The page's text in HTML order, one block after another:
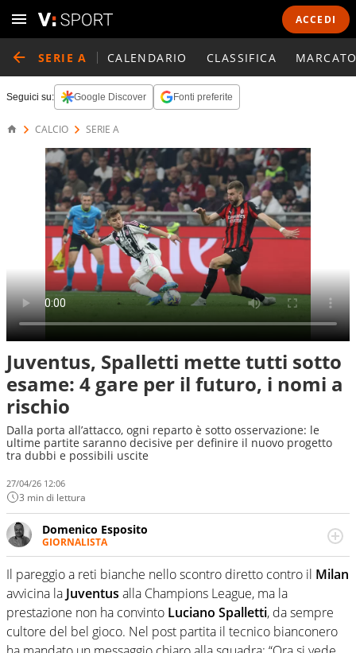
ACCEDI
SERIE A CALENDARIO CLASSIFICA
Seguici su: Google Discover Fonti preferite
CALCIO SERIE A
Juventus, Spalletti mette tutti sotto
esame: 4 gare per il futuro, i nomi a
rischio
Dalla porta all’attacco, ogni reparto è sotto osservazione: le
ultime partite saranno decisive per definire il nuovo progetto
tra dubbi e possibili uscite
27/04/26 12:06
3 min di lettura
Domenico Esposito
GIORNALISTA
Da vent’anni in campo e sul campo per vivere ogni evento
in tutte le sue sfaccettature. Passione smisurata per il
calcio e per la sfera di cuoio. Il pallone è una cosa
serissima, guai a dirgli di no
Il pareggio a reti bianche nello scontro diretto contro il Milan
avvicina la Juventus alla Champions League, ma la
prestazione non ha convinto Luciano Spalletti, da sempre
cultore del bel gioco. Nel post partita il tecnico bianconero